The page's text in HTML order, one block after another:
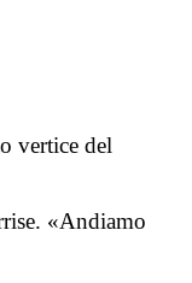
vertice del
«Andiamo